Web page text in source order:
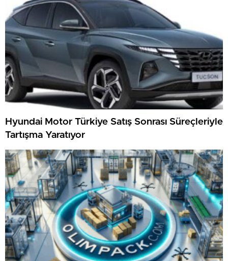
Hyundai Motor Türkiye Satış Sonrası Süreçleriyle
Tartışma Yaratıyor